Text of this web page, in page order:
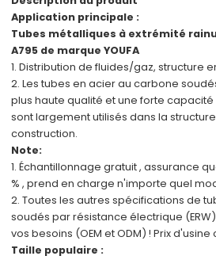
Application principale :
Tubes métalliques à extrémité
A795 de marque YOUFA
1. Distribution de fluides/gaz, structure
2. Les tubes en acier au carbone
plus haute qualité etune forte
sontlargement utilisés dans la
construction.
Note:
1. Échantillonnagegratuit, assurance
% , prend en charge n'importe quel
2.Toutes les autres spécifications de
soudés par résistance électrique (ERW)
vos besoins (OEM et ODM) ! Prix d'usine
Taille populaire :